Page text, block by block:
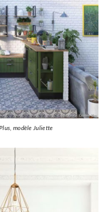
modèle Juliette